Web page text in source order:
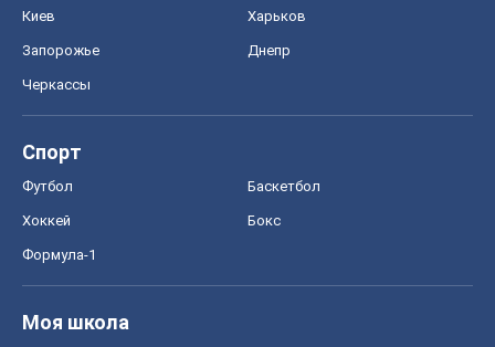
Киев Харьков
Запорожье Днепр
Черкассы
Спорт
Футбол Баскетбол
Хоккей Бокс
Формула-1
Моя школа